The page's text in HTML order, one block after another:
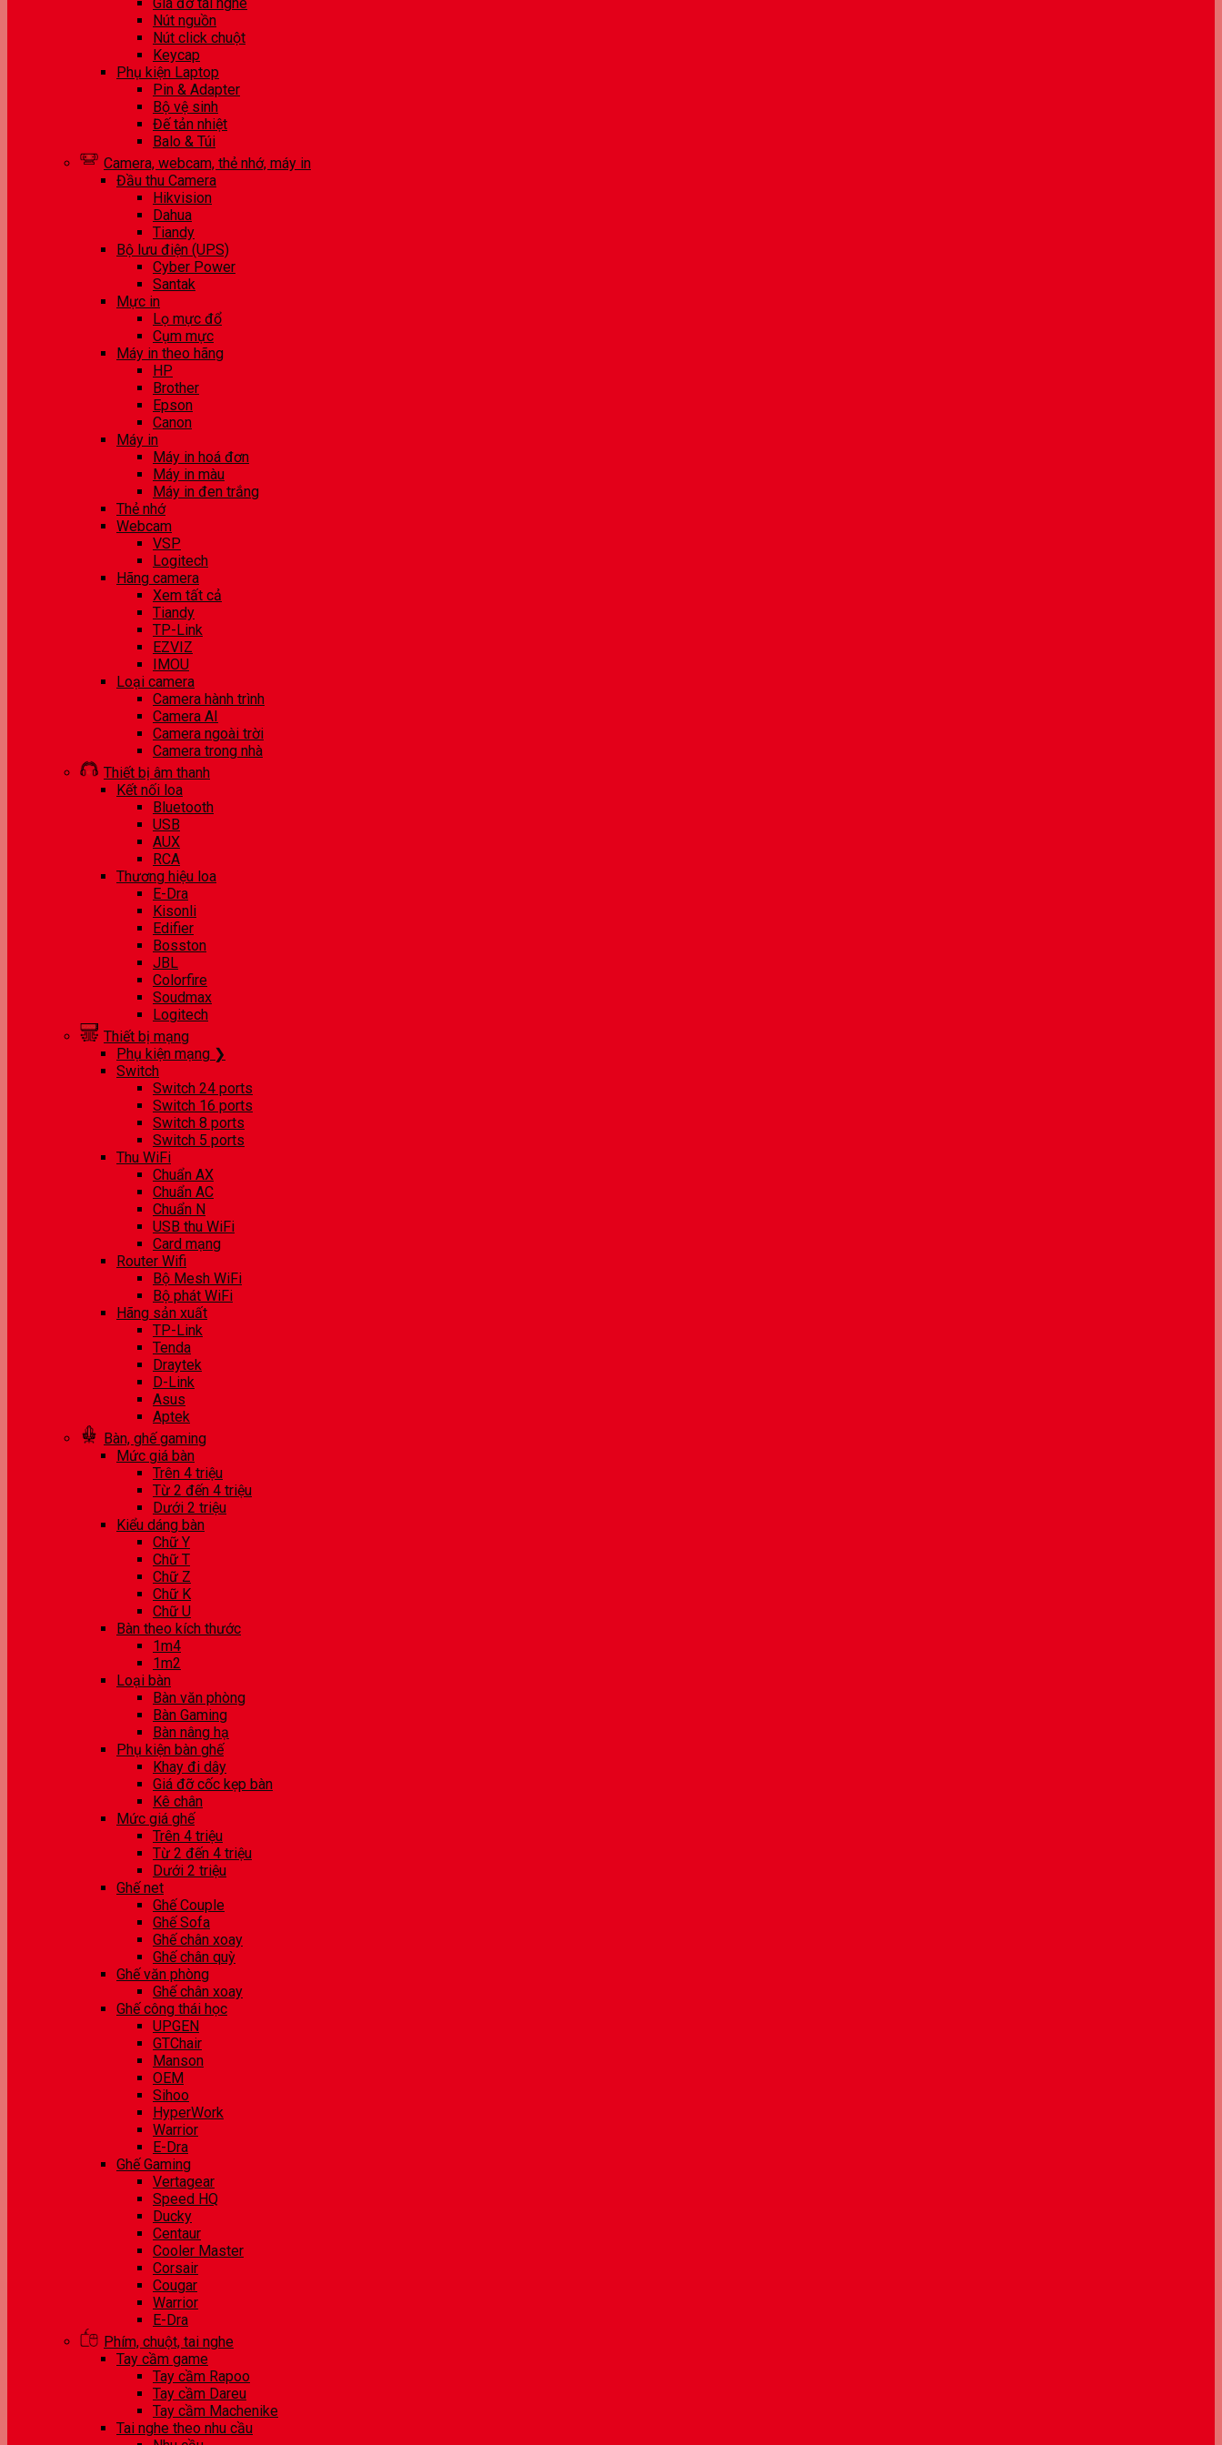
Nút nguồn
Nút click chuột
Keycap
Phụ kiện Laptop
Pin & Adapter
Bộ vệ sinh
Đế tản nhiệt
Balo & Túi
Camera, webcam, thẻ nhớ, máy in
Đầu thu Camera
Hikvision
Dahua
Tiandy
Bộ lưu điện (UPS)
Cyber Power
Santak
Mực in
Lọ mực đổ
Cụm mực
Máy in theo hãng
HP
Brother
Epson
Canon
Máy in
Máy in hoá đơn
Máy in màu
Máy in đen trắng
Thẻ nhớ
Webcam
VSP
Logitech
Hãng camera
Xem tất cả
Tiandy
TP-Link
EZVIZ
IMOU
Loại camera
Camera hành trình
Camera AI
Camera ngoài trời
Camera trong nhà
Thiết bị âm thanh
Kết nối loa
Bluetooth
USB
AUX
RCA
Thương hiệu loa
E-Dra
Kisonli
Edifier
Bosston
JBL
Colorfire
Soudmax
Logitech
Thiết bị mạng
Phụ kiện mạng ❯
Switch
Switch 24 ports
Switch 16 ports
Switch 8 ports
Switch 5 ports
Thu WiFi
Chuẩn AX
Chuẩn AC
Chuẩn N
USB thu WiFi
Card mạng
Router Wifi
Bộ Mesh WiFi
Bộ phát WiFi
Hãng sản xuất
TP-Link
Tenda
Draytek
D-Link
Asus
Aptek
Bàn, ghế gaming
Mức giá bàn
Trên 4 triệu
Từ 2 đến 4 triệu
Dưới 2 triệu
Kiểu dáng bàn
Chữ Y
Chữ T
Chữ Z
Chữ K
Chữ U
Bàn theo kích thước
1m4
1m2
Loại bàn
Bàn văn phòng
Bàn Gaming
Bàn nâng hạ
Phụ kiện bàn ghế
Khay đi dây
Giá đỡ cốc kẹp bàn
Kê chân
Mức giá ghế
Trên 4 triệu
Từ 2 đến 4 triệu
Dưới 2 triệu
Ghế net
Ghế Couple
Ghế Sofa
Ghế chân xoay
Ghế chân quỳ
Ghế văn phòng
Ghế chân xoay
Ghế công thái học
UPGEN
GTChair
Manson
OEM
Sihoo
HyperWork
Warrior
E-Dra
Ghế Gaming
Vertagear
Speed HQ
Ducky
Centaur
Cooler Master
Corsair
Cougar
Warrior
E-Dra
Phím, chuột, tai nghe
Tay cầm game
Tay cầm Rapoo
Tay cầm Dareu
Tay cầm Machenike
Tai nghe theo nhu cầu